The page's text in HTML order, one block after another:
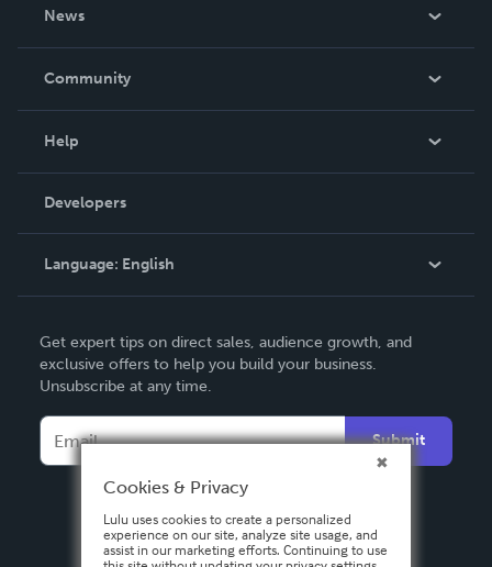
News
In The News
Community
Podcast
Help
Order Lookup
Knowledge Base
Contact Support
Developers
Language: English
Deutsch
Français
Español
Get expert tips on direct sales, audience growth, and
exclusive offers to help you build your business.
Unsubscribe at any time.
Submit
Cookies & Privacy
Lulu uses cookies to create a personalized
experience on our site, analyze site usage, and
assist in our marketing efforts. Continuing to use